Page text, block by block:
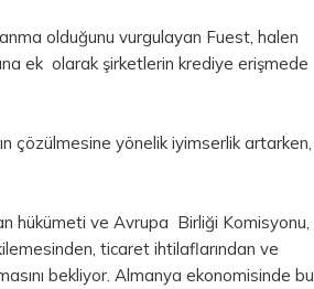
olduğunu vurgulayan Fuest, halen
ek olarak şirketlerin krediye erişmede
çözülmesine yönelik iyimserlik artarken,
hükümeti ve Avrupa Birliği Komisyonu,
ticaret ihtilaflarından ve
bekliyor. Almanya ekonomisinde bu